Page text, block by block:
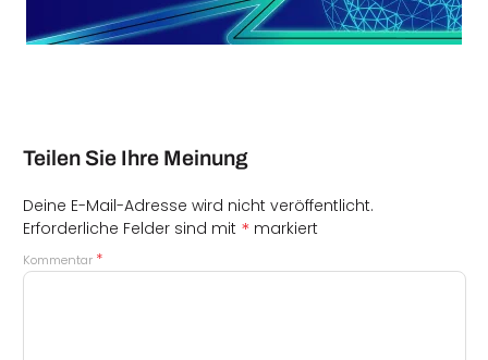
Teilen Sie Ihre Meinung
Deine E-Mail-Adresse wird nicht veröffentlicht.
Erforderliche Felder sind mit * markiert
Kommentar *